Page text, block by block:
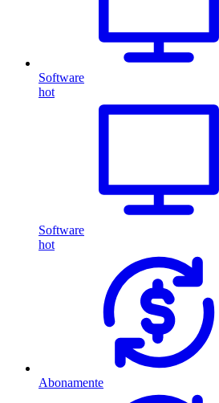
Software
hot
Software
hot
Abonamente